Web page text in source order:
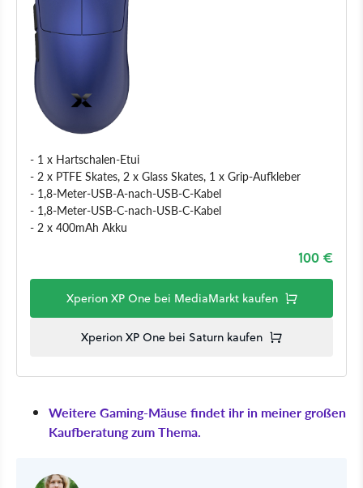
- 1 x Hartschalen-Etui
- 2 x PTFE Skates, 2 x Glass Skates, 1 x Grip-Aufkleber
- 1,8-Meter-USB-A-nach-USB-C-Kabel
- 1,8-Meter-USB-C-nach-USB-C-Kabel
- 2 x 400mAh Akku
100 €
Xperion XP One bei MediaMarkt kaufen
Xperion XP One bei Saturn kaufen
Weitere Gaming-Mäuse findet ihr in meiner großen
Kaufberatung zum Thema.